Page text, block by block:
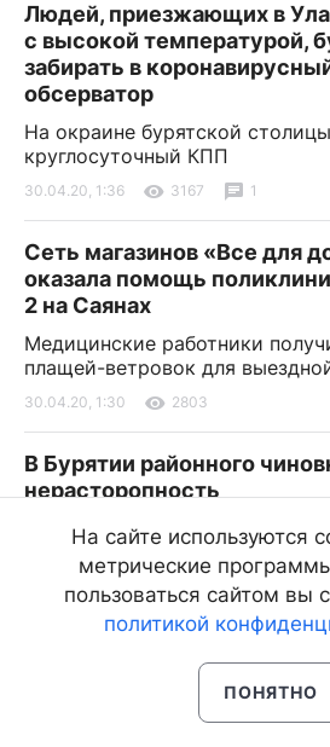
Людей, приезжающих в
с высокой температурой,
забирать в
обсерватор
На окраине бурятской
круглосуточный КПП
30.04.20, 1:36 3167 1
Сеть магазинов «Все для
оказала помощь
2 на Саянах
Медицинские работники
плащей-ветровок для
30.04.20, 1:30 2803
В Бурятии районного
нерасторопность
Он слишком долго
подрядчиками
30.04.20, 1:05 1443
Она изготовила поддельный
На сайте используются
метрические
пользоваться сайтом вы
политикой
ПОНЯТНО